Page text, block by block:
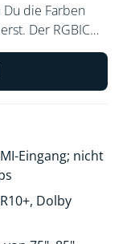
die Farben
Der RGBIC
schnelle
Musik. Genieße
Stick
beleuchte den
Eingang; nicht
Dolby